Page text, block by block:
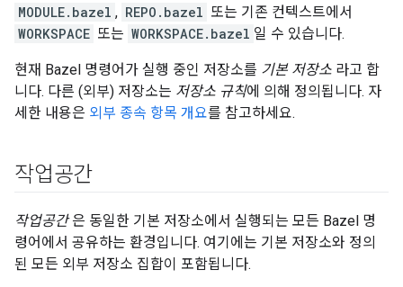
MODULE.bazel , REPO.bazel 또는 기존 컨텍스트에서
WORKSPACE 또는 WORKSPACE.bazel 일 수 있습니다.
현재 Bazel 명령어가 실행 중인 저장소를 기본 저장소 라고 합
니다. 다른 (외부) 저장소는 저장소 규칙에 의해 정의됩니다. 자
세한 내용은 외부 종속 항목 개요를 참고하세요.
작업공간
작업공간은 동일한 기본 저장소에서 실행되는 모든 Bazel 명
령어에서 공유하는 환경입니다. 여기에는 기본 저장소와 정의
된 모든 외부 저장소 집합이 포함됩니다.